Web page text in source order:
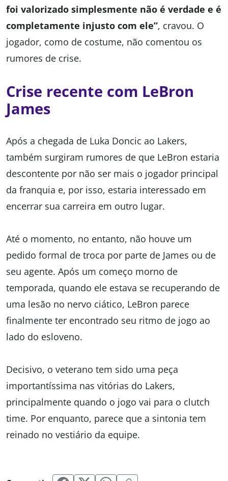
foi valorizado simplesmente não é verdade e é
completamente injusto com ele”, cravou. O
jogador, como de costume, não comentou os
rumores de crise.
Crise recente com LeBron
James
Após a chegada de Luka Doncic ao Lakers,
também surgiram rumores de que LeBron estaria
descontente por não ser mais o jogador principal
da franquia e, por isso, estaria interessado em
encerrar sua carreira em outro lugar.
Até o momento, no entanto, não houve um
pedido formal de troca por parte de James ou de
seu agente. Após um começo morno de
temporada, quando ele estava se recuperando de
uma lesão no nervo ciático, LeBron parece
finalmente ter encontrado seu ritmo de jogo ao
lado do esloveno.
Decisivo, o veterano tem sido uma peça
importantíssima nas vitórias do Lakers,
principalmente quando o jogo vai para o clutch
time. Por enquanto, parece que a sintonia tem
reinado no vestiário da equipe.